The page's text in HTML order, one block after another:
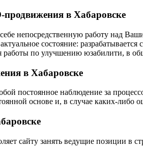
продвижения в Хабаровске
непосредственную работу над
состояние:
работы по улучшению юзабилити, в
в Хабаровске
постоянное наблюдение за
основе и, в случае каких-либо
сайту занять ведущие позиции